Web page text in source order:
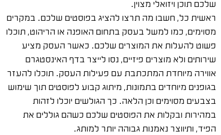
שלכם תוכן ויזואלי מצוין.
ראשית כל, חשבו מה תרצו להציג בפוסטים שלכם. במקרים
מסוימים, כמו למשל בעסק בתחום האופנה או הריהוט, תוכלו
פשוט להעלות את המוצרים שלכם. כאשר העסק מציע
שירותים ולא מוצרים פיזיים, נסו לייצר בדף האינסטגרם
אווירה מיוחדת המתכתבת עם פעילות העסק. תוכלו להעזר
בגופנים מיוחדים בתמונות, מיתוג קבוע לפוסטים תוך שימוש
בצבעים מסוימים וכן הלאה. כך הגולשים יוכלו לזהות
במהירות ובקלות את הפוסטים שלכם כשהם גוללים את
הפיד, ותיווצר נאמנות גבוהה יותר למותג.